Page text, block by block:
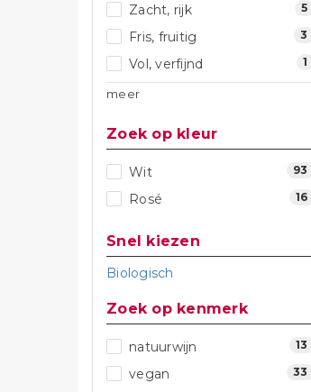
Zacht, rijk 5
Fris, fruitig 3
Vol, verfijnd 1
meer
Zoek op kleur
Wit 93
Rosé 16
Snel kiezen
Biologisch
Zoek op kenmerk
natuurwijn 13
vegan 33